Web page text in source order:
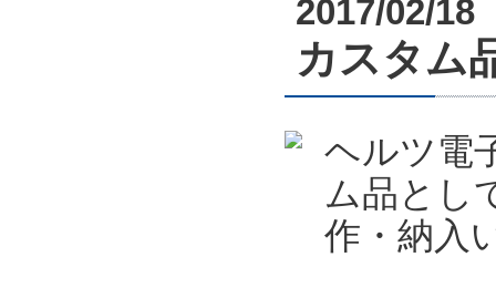
2017/02/18
カスタム
ヘルツ電
ム品とし
作・納入